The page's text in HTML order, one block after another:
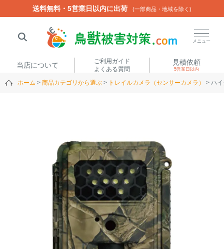
送料無料・5営業日以内に出荷 (一部商品・地域を除く)
メニュー
当店について
ご利用ガイド
よくある質問
見積依頼
5営業日以内
ホーム 商品カテゴリから選ぶ トレイルカメラ（センサーカメラ） ハ
送料無料・5営業日以内に出荷 (一部商品・地域を除く)
閉じる
商品カテゴリから選ぶ
トレイルカメラ （セン
箱わな（アライグマ・ハ
クビシン・ネズミ等）
防獣・防鳥ネット